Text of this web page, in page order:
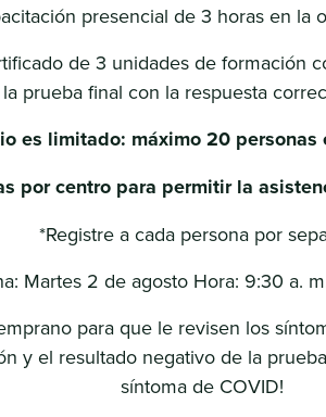
presencial de 3 horas en la
de 3 unidades de formación
prueba final con la respuesta
es limitado: máximo 20 personas
por centro para permitir la
*Registre a cada persona por
Martes 2 de agosto Hora: 9:30 a.
para que le revisen los
y el resultado negativo de la
síntoma de COVID!